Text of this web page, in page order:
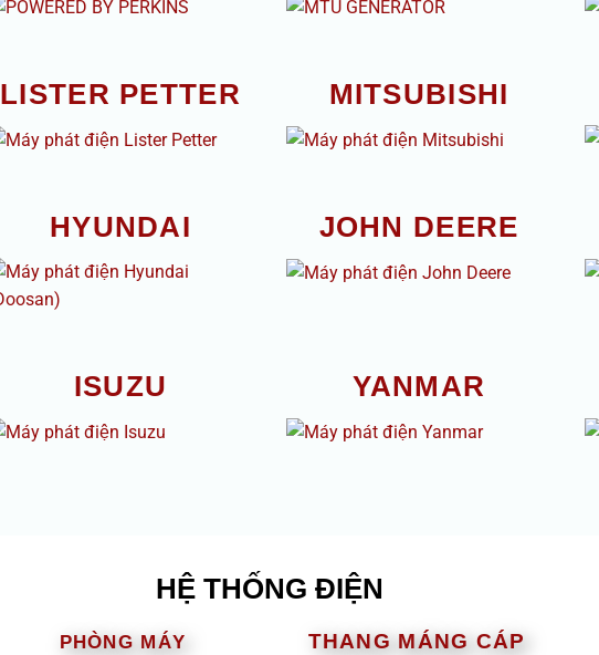
LISTER PETTER MITSUBISHI
HYUNDAI JOHN DEERE
ISUZU YANMAR
HỆ THỐNG ĐIỆN
PHÒNG MÁY THANG MÁNG CÁP